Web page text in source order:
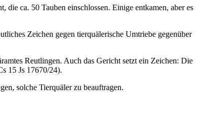
ca. 50 Tauben einschlossen. Einige entkamen, aber es
Zeichen gegen tierquälerische Umtriebe gegenüber
Reutlingen. Auch das Gericht setzt ein Zeichen: Die
15 Js 17670/24).
solche Tierquäler zu beauftragen.